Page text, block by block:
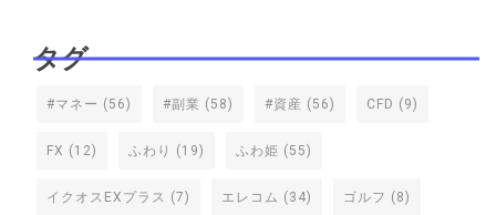
タグ
#マネー (56) #副業 (58) #資産 (56) CFD (9)
FX (12) ふわり (19) ふわ姫 (55)
イクオスEXプラス (7) エレコム (34) ゴルフ (8)